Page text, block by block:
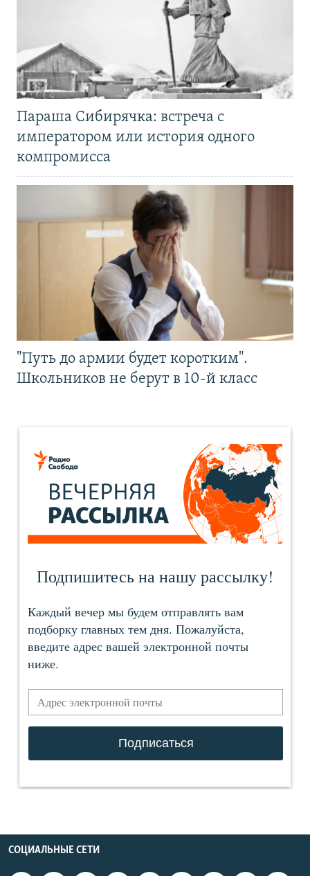
Параша Сибирячка: встреча с
императором или история одного
компромисса
"Путь до армии будет коротким".
Школьников не берут в 10-й класс
СОЦИАЛЬНЫЕ СЕТИ